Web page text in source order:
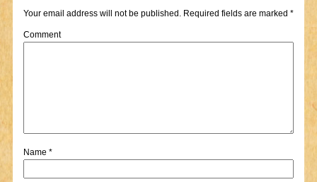
Your email address will not be published.Required fields are marked *
Comment
Name *